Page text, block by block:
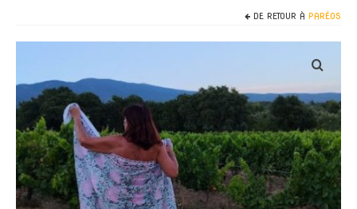
Pièces uniques
Textile maison
Vêtements
Tous nos imprimés
DE RETOUR À PARÉOS